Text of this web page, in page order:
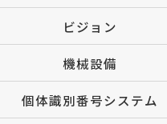
ビジョン
機械設備
個体識別番号システム